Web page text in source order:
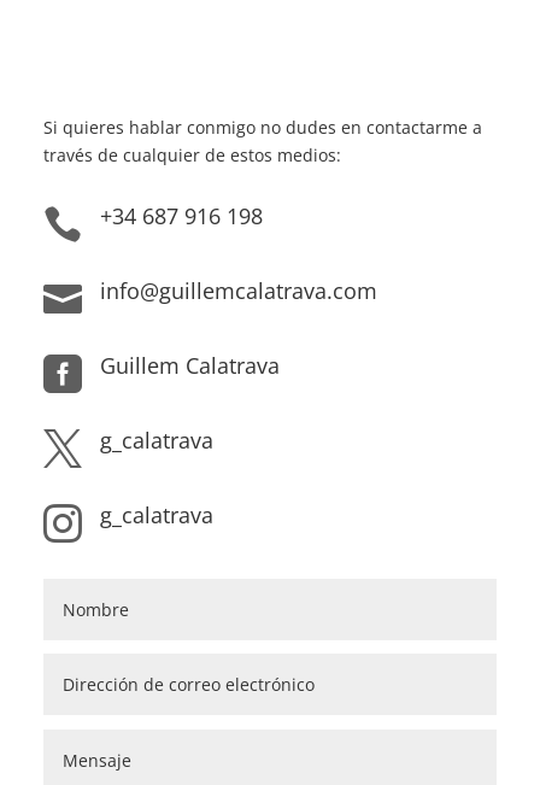
Si quieres hablar conmigo no dudes en contactarme a
través de cualquier de estos medios:
 +34 687 916 198
 info@guillemcalatrava.com
 Guillem Calatrava
 g_calatrava
 g_calatrava